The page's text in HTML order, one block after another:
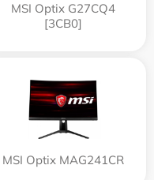
MSI Optix G27CQ4
[3CB0]
MSI Optix MAG241CR